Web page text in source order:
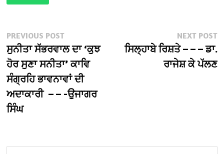
Post
navigation
PREVIOUS POSTPrevious
post:
ਸੁਨੀਤਾ ਸੱਭਰਵਾਲ ਦਾ ‘ਕੁਝ
ਹੋਰ ਸੁਣਾ ਸਨੀਤਾ’ ਕਾਵਿ
ਸੰਗ੍ਰਹਿ ਭਾਵਨਾਵਾਂ ਦੀ
ਅਦਾਕਾਰੀ – – -ਉਜਾਗਰ
ਸਿੰਘ
NEXT POST
ਸਿਲ੍ਹਾਬੇ ਰਿਸ਼ਤੇ – – – ਡਾ.
ਰਾਜੇਸ਼ ਕੇ ਪੱਲਣ